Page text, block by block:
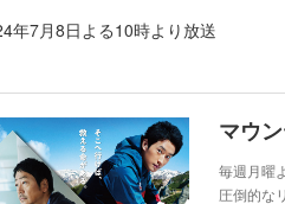
年7月8日よる10時より放送
マウ
毎週月曜
圧倒的な